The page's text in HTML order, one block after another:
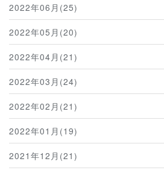
2022年06月(25)
2022年05月(20)
2022年04月(21)
2022年03月(24)
2022年02月(21)
2022年01月(19)
2021年12月(21)